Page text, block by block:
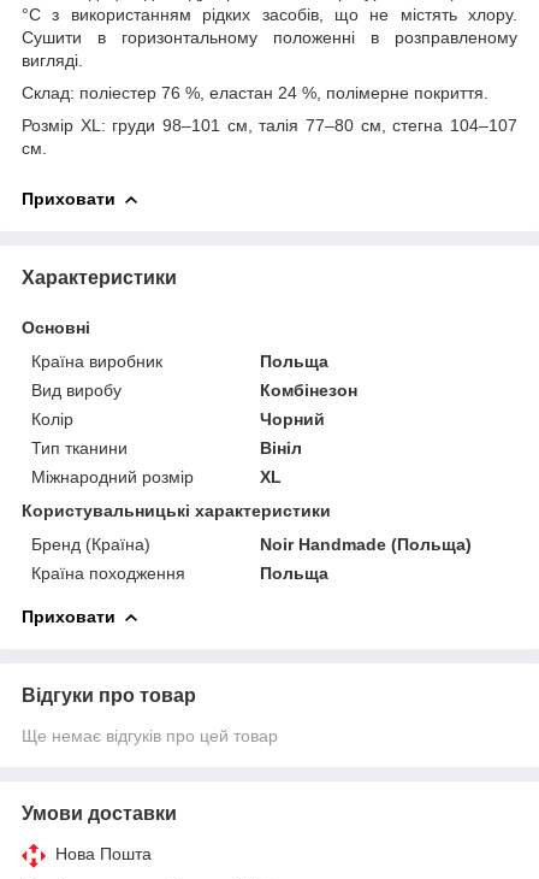
°C з використанням рідких засобів, що не містять хлору.
Сушити в горизонтальному положенні в розправленому
вигляді.
Склад: поліестер 76 %, еластан 24 %, полімерне покриття.
Розмір XL: груди 98–101 см, талія 77–80 см, стегна 104–107
см.
Приховати
Характеристики
Основні
Країна виробник
Польща
Вид виробу
Комбінезон
Колір
Чорний
Тип тканини
Вініл
Міжнародний розмір
XL
Користувальницькі характеристики
Бренд (Країна)
Noir Handmade (Польща)
Країна походження
Польща
Приховати
Відгуки про товар
Ще немає відгуків про цей товар
Умови доставки
Нова Пошта